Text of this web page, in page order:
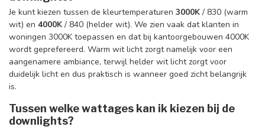
Je kunt kiezen tussen de kleurtemperaturen 3000K / 830 (warm
wit) en 4000K / 840 (helder wit). We zien vaak dat klanten in
woningen 3000K toepassen en dat bij kantoorgebouwen 4000K
wordt geprefereerd. Warm wit licht zorgt namelijk voor een
aangenamere ambiance, terwijl helder wit licht zorgt voor
duidelijk licht en dus praktisch is wanneer goed zicht belangrijk
is.
Tussen welke wattages kan ik kiezen bij de
downlights?